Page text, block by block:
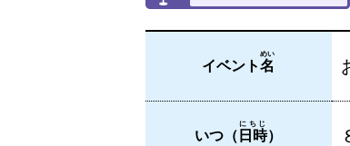
イベント名
めい
いつ（ 日時
にちじ
）